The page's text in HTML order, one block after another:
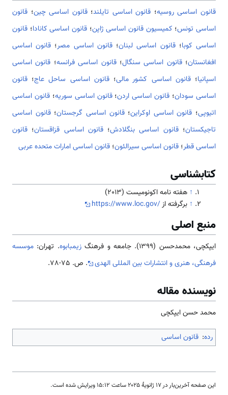
قانون اساسی روسیه؛ قانون اساسی تایلند؛قانون اساسی چین؛ قانون
اساسی تونس؛ کمیسیون قانون اساسی ژاپن؛ قانون اساسی کانادا؛ قانون
اساسی کوبا؛قانون اساسی لبنان؛قانون اساسی مصر؛ قانون اساسی
افغانستان؛قانون اساسی سنگال؛قانون اساسی فرانسه؛ قانون اساسی
اسپانیا؛قانون اساسی کشور مالی؛قانون اساسی ساحل عاج؛ قانون
اساسی سودان؛ قانون اساسی اردن؛قانون اساسی سوریه؛قانون اساسی
اتیوپی؛ قانون اساسی اوکراین؛قانون اساسی گرجستان؛قانون اساسی
تاجیکستان؛قانون اساسی بنگلادش؛قانون اساسی قزاقستان؛ قانون
اساسی قطر؛ قانون اساسی سیرالئون؛ قانون اساسی امارات متحده عربی
کتابشناسی
↑ هفته نامه اکونومیست (2013)
↑ برگرفته ازhttps://www.loc.gov/
منبع اصلی
ایپکچی، محمدحسن (1399). جامعه و فرهنگ زیمبابوه. تهران: موسسه
فرهنگی، هنری و انتشارات بین المللی الهدی
. ص. 75-78.
نویسنده مقاله
محمد حسن ایپکچی
رده: قانون اساسی
این صفحه آخرین‌بار در ‏۱۷ ژانویهٔ ۲۰۲۵ ساعت ‏۱۵:۱۲ ویرایش شده است.